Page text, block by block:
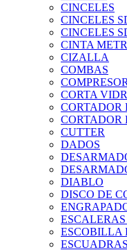
CINCELES
CINCELES
CINCELES
CINTA
CIZALLA
COMBAS
CORTA
CORTADOR
CORTADOR
CUTTER
DADOS
DIABLO
DISCO DE
ESCOBILLA
ESCUADRAS